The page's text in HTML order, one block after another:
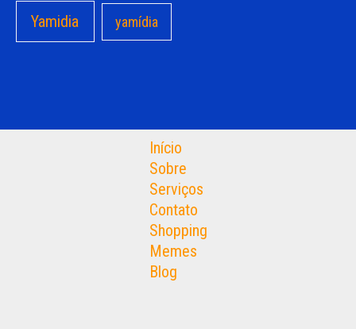
Yamidia yamídia
Início
Sobre
Serviços
Contato
Shopping
Memes
Blog